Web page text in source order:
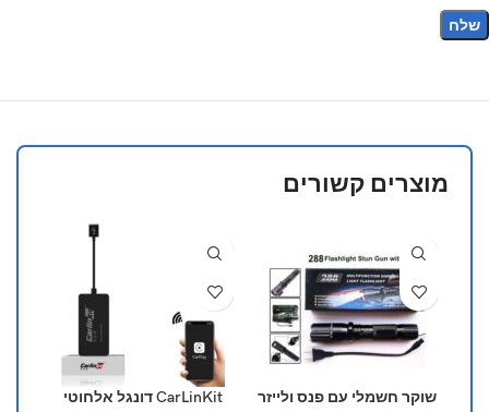
מוצרים קשורים
שוקר חשמלי עם פנס ולייזר
CarLinKit דונגל אלחוטי